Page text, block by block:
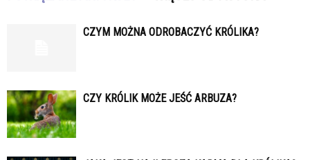
CZYM MOŻNA ODROBACZYĆ KRÓLIKA?
CZY KRÓLIK MOŻE JEŚĆ ARBUZA?